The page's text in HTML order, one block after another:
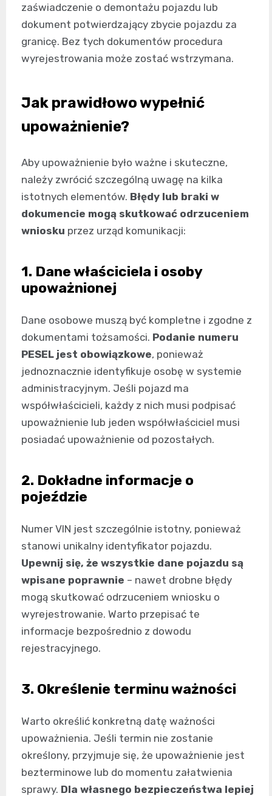
zaświadczenie o demontażu pojazdu lub
dokument potwierdzający zbycie pojazdu za
granicę. Bez tych dokumentów procedura
wyrejestrowania może zostać wstrzymana.
Jak prawidłowo wypełnić
upoważnienie?
Aby upoważnienie było ważne i skuteczne,
należy zwrócić szczególną uwagę na kilka
istotnych elementów. Błędy lub braki w
dokumencie mogą skutkować odrzuceniem
wniosku przez urząd komunikacji:
1. Dane właściciela i osoby
upoważnionej
Dane osobowe muszą być kompletne i zgodne z
dokumentami tożsamości. Podanie numeru
PESEL jest obowiązkowe, ponieważ
jednoznacznie identyfikuje osobę w systemie
administracyjnym. Jeśli pojazd ma
współwłaścicieli, każdy z nich musi podpisać
upoważnienie lub jeden współwłaściciel musi
posiadać upoważnienie od pozostałych.
2. Dokładne informacje o
pojeździe
Numer VIN jest szczególnie istotny, ponieważ
stanowi unikalny identyfikator pojazdu.
Upewnij się, że wszystkie dane pojazdu są
wpisane poprawnie – nawet drobne błędy
mogą skutkować odrzuceniem wniosku o
wyrejestrowanie. Warto przepisać te
informacje bezpośrednio z dowodu
rejestracyjnego.
3. Określenie terminu ważności
Warto określić konkretną datę ważności
upoważnienia. Jeśli termin nie zostanie
określony, przyjmuje się, że upoważnienie jest
bezterminowe lub do momentu załatwienia
sprawy. Dla własnego bezpieczeństwa lepiej